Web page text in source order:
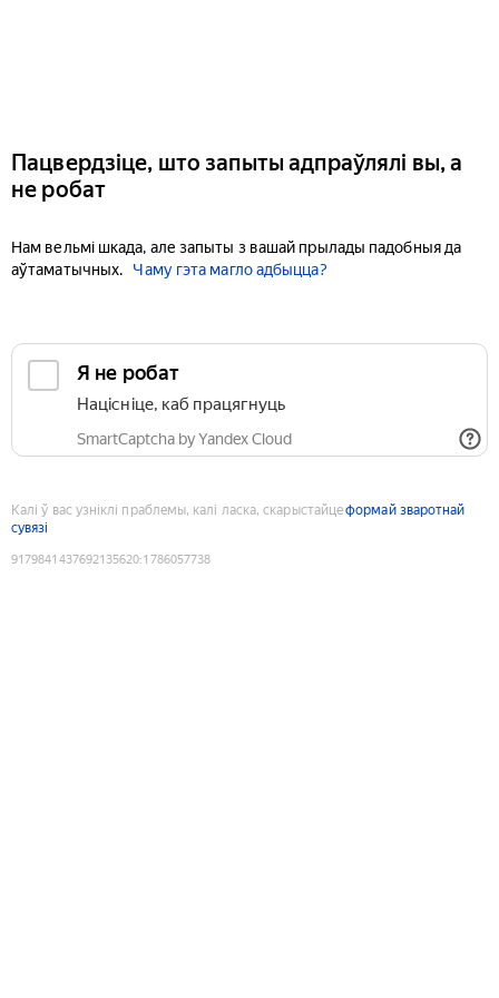
Пацвердзіце, што запыты адпраўлялі вы, а
не робат
Нам вельмі шкада, але запыты з вашай прылады падобныя да
аўтаматычных.
Чаму гэта магло адбыцца?
Я не робат
Націсніце, каб працягнуць
SmartCaptcha by Yandex Cloud
Калі ў вас узніклі праблемы, калі ласка, скарыстайцеформай зваротнай
сувязі
9179841437692135620:1786057738